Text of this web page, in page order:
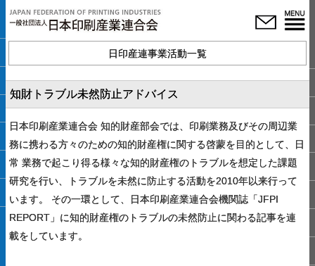
日印産連事業活動一覧
知財トラブル未然防止アドバイス
日本印刷産業連合会 知的財産部会では、印刷業務及びその周辺業
務に携わる方々のための知的財産権に関する啓蒙を目的として、日
常 業務で起こり得る様々な知的財産権のトラブルを想定した課題
研究を行い、トラブルを未然に防止する活動を2010年以来行って
います。 その一環として、日本印刷産業連合会機関誌「JFPI
REPORT」に知的財産権のトラブルの未然防止に関わる記事を連
載をしています。